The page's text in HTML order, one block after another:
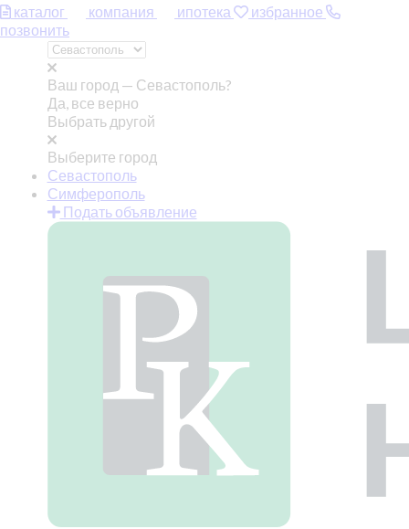
каталог компания ипотека
избранное
позвонить
Ваш город — Севастополь?
Да, все верно
Выбрать другой
Выберите город
Севастополь
Симферополь
Подать объявление